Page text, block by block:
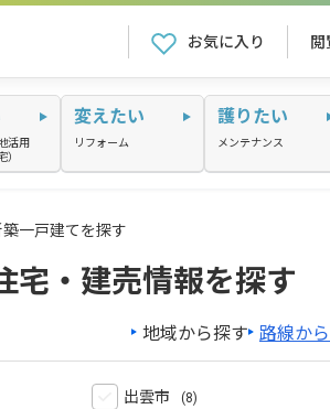
お気に入り 閲
活用
）
変えたい
リフォーム
護りたい
メンテナンス
一戸建てを探す
宅・建売情報を探す
地域から探す 路線か
出雲市